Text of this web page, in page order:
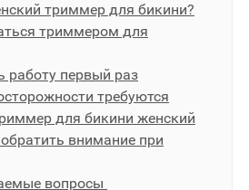
триммер для бикини?
триммером для
работу первый раз
требуются
для бикини женский
внимание при
вопросы